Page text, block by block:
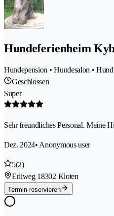
Hundeferienheim
Hundepension • Hundesalon •
Geschlossen
Super
Sehr freundliches Personal. Meine
Dez. 2024• Anonymous user
5(2)
Erliweg 18302 Kloten
Termin reservieren